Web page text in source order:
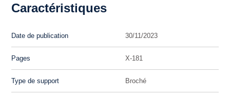
Caractéristiques
Date de publication 30/11/2023
Pages X-181
Type de support Broché